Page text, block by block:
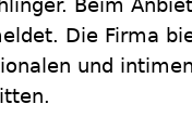
Die Firma
und